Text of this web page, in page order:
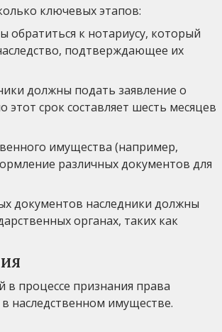
ключевых этапов:
обратиться к нотариусу, который
подтверждающее их
должны подать заявление о
срок составляет шесть месяцев
имущества (например,
различных документов для
документов наследники должны
органах, таких как
в процессе признания права
наследственном имуществе.